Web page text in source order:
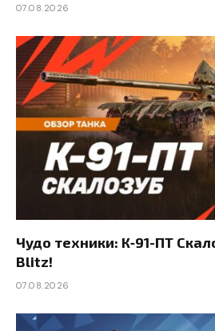
07.08.2026
Чудо техники: К‑91-ПТ
Blitz!
07.08.2026